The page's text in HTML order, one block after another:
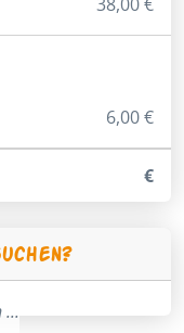
38,00 €
6,00 €
€
...